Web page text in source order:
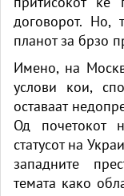
договорот. Но,
планот за брзо
Имено, на
услови кои,
оставаат
Од почетокот
статусот на
западните
темата како